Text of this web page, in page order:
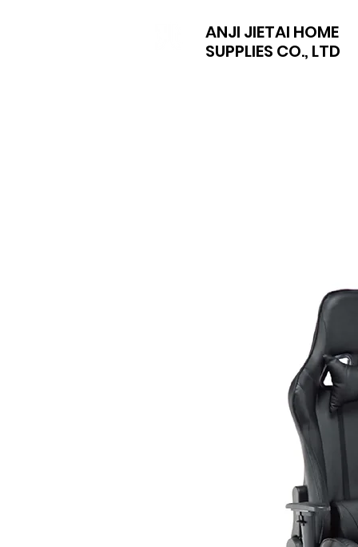
ANJI JIETAI HOME
SUPPLIES CO., LTD